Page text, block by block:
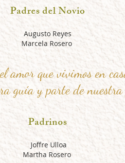
Padres del Novio
Augusto Reyes
Marcela Rosero
amor que vivimos en
guía y parte de
Padrinos
Joffre Ulloa
Martha Rosero